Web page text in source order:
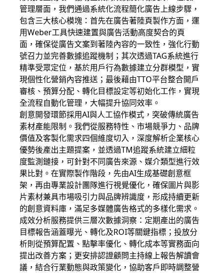
管理層面，我們通過系統化流程簡化廣告上線步驟，
包含三大核心模塊：首先在廣告著陸頁製作方面，運
用Weber工具快速建置與廣告活動高度契合的頁
面，確保從廣告文案到著陸內容的一致性，強化行動
號召力並完善數據追蹤機制；其次透過TAG系統進行
精準受眾定位，基於用戶行為數據建立分群模型，實
現個性化營銷內容推送；最後藉由TTO平台整合開戶
審核、預算分配、轉化目標設定等初始化工作，實現
全流程自動化管理，大幅提升協同效率。
創意開發環節採用AI與人工協作模式，突破傳統廣告
素材產能限制。我們從服務特性、市場競爭力、品牌
價值及客製化需求四個維度切入，深度解析企業核心
優勢後產出主題提案，並透過TM追蹤系統建立細粒
度監測鏈接，可針對不同廣告來源、媒介類型進行效
果比對。在實際製作階段，先由AI生成基礎創意框
架，再由專業設計團隊進行視覺優化，確保圖片與影
片素材兼具市場吸引力與品牌辨識度，形成持續更新
的創意資料庫，滿足多媒體廣告格式的多樣化需求。
成效分析服務提供三層次數據洞察：定期產出的廣告
目標報告涵蓋曝光、轉化及ROI等關鍵指標；投放分
析則從預算配置、點擊率優化、轉化成本等實務面向
提出改善方案；更安排認證顧問主持線上報告解讀會
議，結合行業動態與政策變化，協助客戶即時調整營